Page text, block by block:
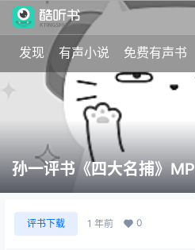
发现 有声小说 免费有声书
孙一评书《四大名捕》
评书下载 1 年前 0